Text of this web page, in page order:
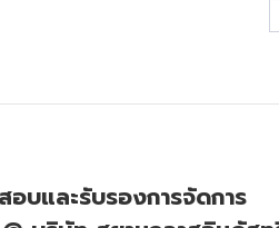
อบและรับรองการจัดการ